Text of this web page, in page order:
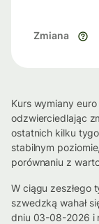
Zmiana
Kurs wymiany
odzwierciedlając
ostatnich kilku
stabilnym
porównaniu z
W ciągu zeszłego
szwedzką wahał
dniu 03-08-2026 i